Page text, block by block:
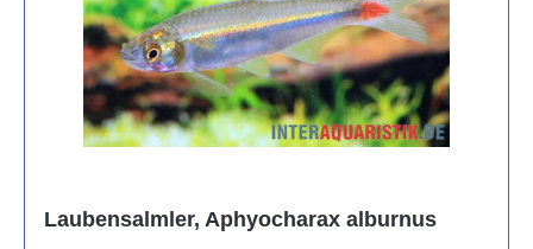
Laubensalmler, Aphyocharax alburnus